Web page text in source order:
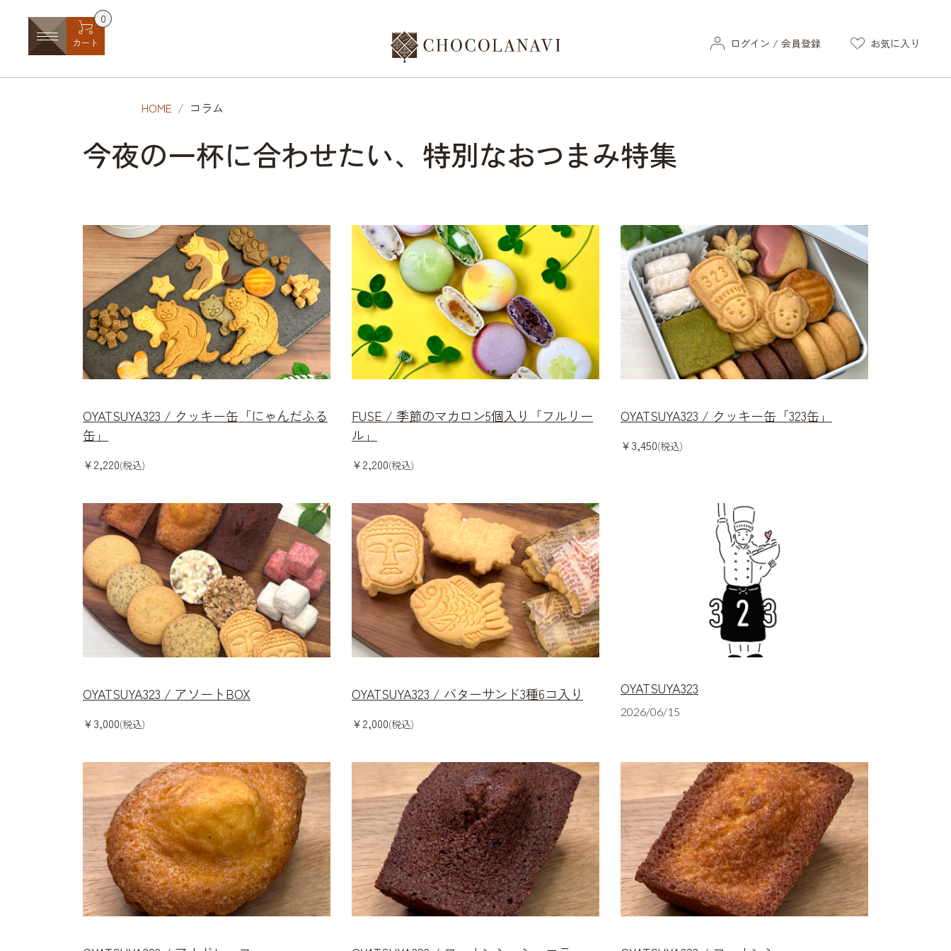
カート
0
ログイン / 会員登録
お気に入り
HOME コラム
今夜の一杯に合わせたい、特別なおつまみ特集
OYATSUYA323 / クッキー缶「にゃんだふる
缶」
¥2,220(税込)
FUSE / 季節のマカロン5個入り「フルリー
ル」
¥2,200(税込)
OYATSUYA323 / クッキー缶「323缶」
¥3,450(税込)
OYATSUYA323 / アソートBOX
¥3,000(税込)
OYATSUYA323 / バターサンド3種6コ入り
¥2,000(税込)
OYATSUYA323
2026/06/15